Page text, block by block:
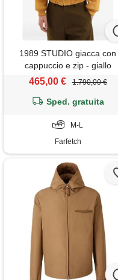
1989 STUDIO giacca con
cappuccio e zip - giallo
465,00 € 1.790,00 €
Sped. gratuita
M-L
Farfetch